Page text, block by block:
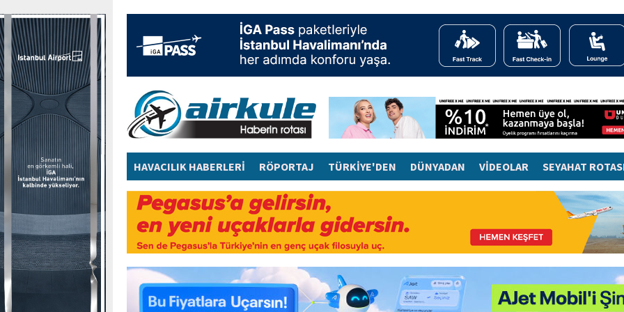
HAVACILIK HABERLERİ RÖPORTAJ TÜRKİYE'DEN DÜNYADAN VİDEOLAR SEYAHAT